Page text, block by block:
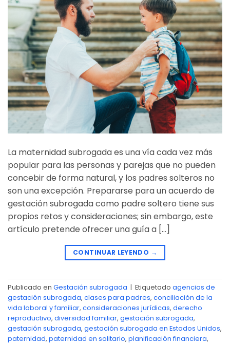
La maternidad subrogada es una vía cada vez más
popular para las personas y parejas que no pueden
concebir de forma natural, y los padres solteros no
son una excepción. Prepararse para un acuerdo de
gestación subrogada como padre soltero tiene sus
propios retos y consideraciones; sin embargo, este
artículo pretende ofrecer una guía a […]
CONTINUAR LEYENDO →
Publicado en Gestación subrogada Etiquetado agencias de
gestación subrogada, clases para padres, conciliación de la
vida laboral y familiar, consideraciones jurídicas, derecho
reproductivo, diversidad familiar, gestación subrogada,
gestación subrogada, gestación subrogada en Estados Unidos,
paternidad, paternidad en solitario, planificación financiera,